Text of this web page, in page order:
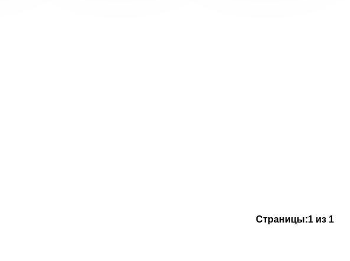
Страницы:1 из 1